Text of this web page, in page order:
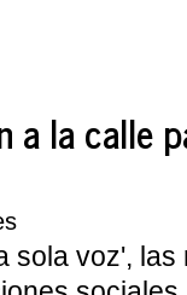
a la calle
sola voz',